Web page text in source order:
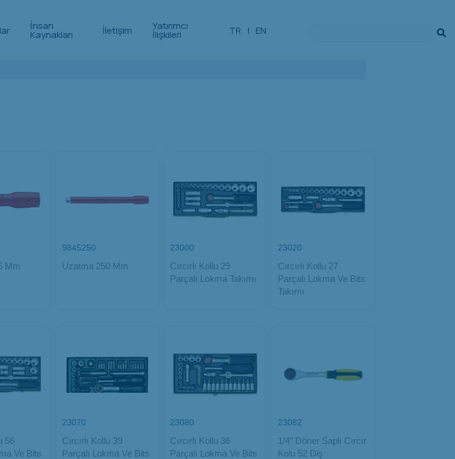
İnsan
Kaynakları İletişim Yatırımcı
İlişkileri TR | EN
Mm
9845250
Uzatma 250 Mm
23000
Cırcırlı Kollu 29
Parçalı Lokma Takımı
23020
Cırcırlı Kollu 27
Parçalı Lokma Ve Bits
Takımı
56
Ve Bits
23070
Cırcırlı Kollu 39
Parçalı Lokma Ve Bits
23080
Cırcırlı Kollu 36
Parçalı Lokma Ve Bits
23082
1/4" Döner Saplı Cırcır
Kolu 52 Diş